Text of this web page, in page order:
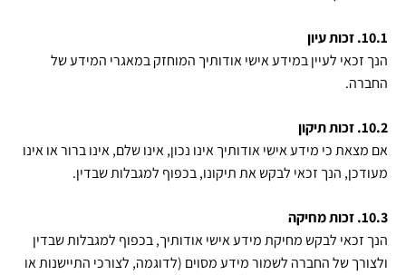
10.1. זכות עיון
הנך זכאי לעיין במידע אישי אודותיך המוחזק במאגרי המידע של
החברה.
10.2. זכות תיקון
אם מצאת כי מידע אישי אודותיך אינו נכון, אינו שלם, אינו ברור או אינו
מעודכן, הנך זכאי לבקש את תיקונו, בכפוף למגבלות שבדין.
10.3. זכות מחיקה
הנך זכאי לבקש מחיקת מידע אישי אודותיך, בכפוף למגבלות שבדין
ולצורך של החברה לשמור מידע מסוים (לדוגמה, לצורכי התיישנות או